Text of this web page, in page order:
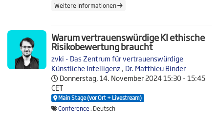
Weitere Informationen
Warum vertrauenswürdige KI ethische
Risikobewertung braucht
zvki - Das Zentrum für vertrauenswürdige
Künstliche Intelligenz, Dr. Matthieu Binder
Donnerstag, 14. November 202415:30 - 15:45
CET
Main Stage (vor Ort + Livestream)
Conference, Deutsch